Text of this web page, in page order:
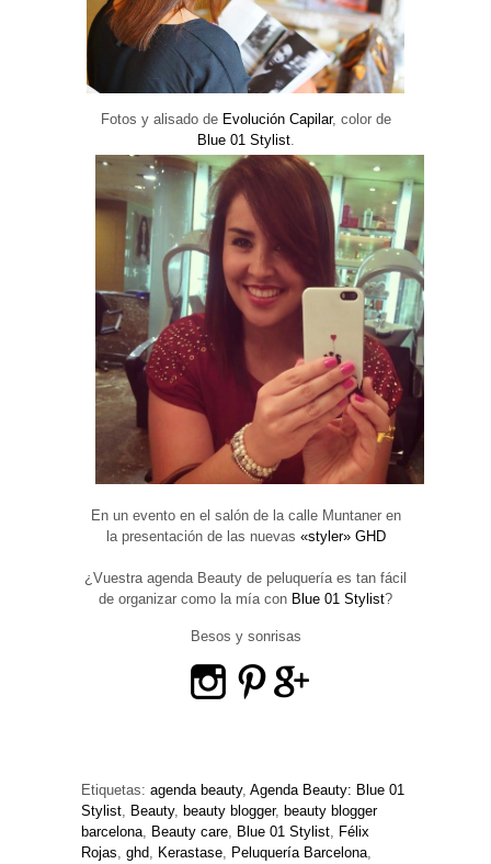
Fotos y alisado de Evolución Capilar, color de
Blue 01 Stylist.
En un evento en el salón de la calle Muntaner en
la presentación de las nuevas «styler» GHD
¿Vuestra agenda Beauty de peluquería es tan fácil
de organizar como la mía con Blue 01 Stylist?
Besos y sonrisas
Etiquetas: agenda beauty, Agenda Beauty: Blue 01
Stylist Beauty, beauty blogger, beauty blogger
barcelona Beauty care Blue 01 Stylist Félix
Rojas ghd Kerastase Peluquería Barcelona
rechaza estas
funcionalidades
desaparecerán
Al compartir tus
intereses y
comportamiento
mientras visitas
posibilidad de
ver contenido y
personalizados.